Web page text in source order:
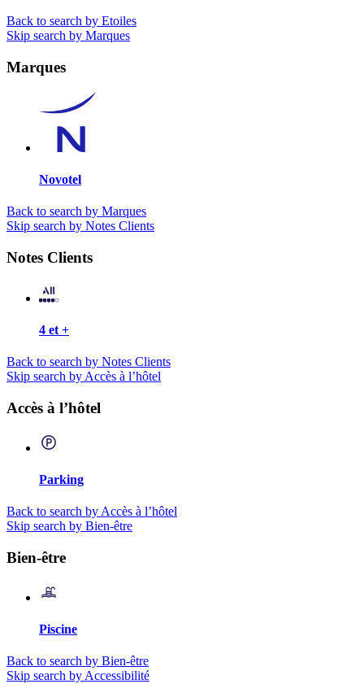
Back to search by Etoiles
Skip search by Marques
Marques
Novotel
Back to search by Marques
Skip search by Notes Clients
Notes Clients
4 et +
Back to search by Notes Clients
Skip search by Accès à l’hôtel
Accès à l’hôtel
Parking
Back to search by Accès à l’hôtel
Skip search by Bien-être
Bien-être
Piscine
Back to search by Bien-être
Skip search by Accessibilité